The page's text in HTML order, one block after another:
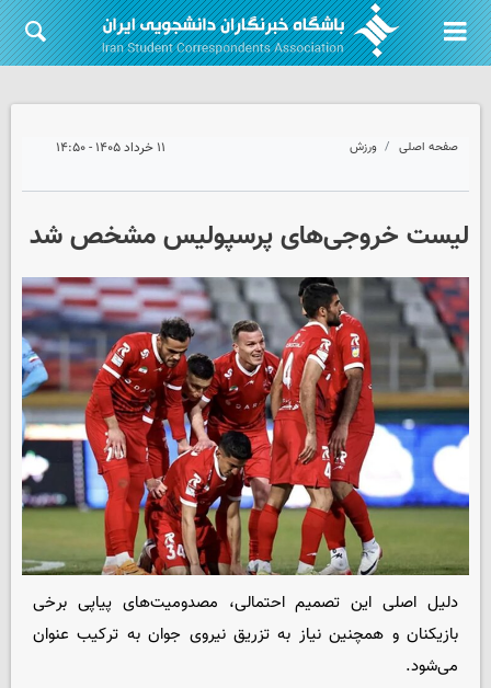
صفحه اصلی ورزش ۱۱ خرداد ۱۴۰۵ - ۱۴:۵۰
لیست خروجی‌های پرسپولیس مشخص شد
دلیل اصلی این تصمیم احتمالی، مصدومیت‌های پیاپی برخی
بازیکنان و همچنین نیاز به تزریق نیروی جوان به ترکیب عنوان
می‌شود.